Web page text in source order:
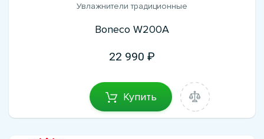
Увлажнители традиционные
Boneco W200A
22 990
Купить